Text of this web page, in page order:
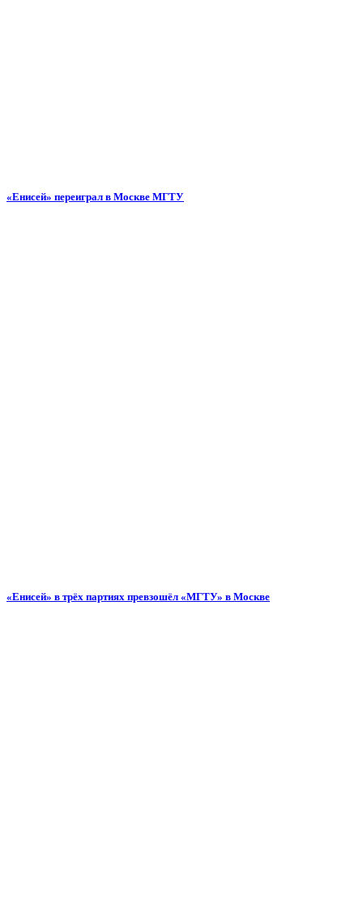
«Енисей» переиграл в Москве МГТУ
«Енисей» в трёх партиях превзошёл «МГТУ» в Москве